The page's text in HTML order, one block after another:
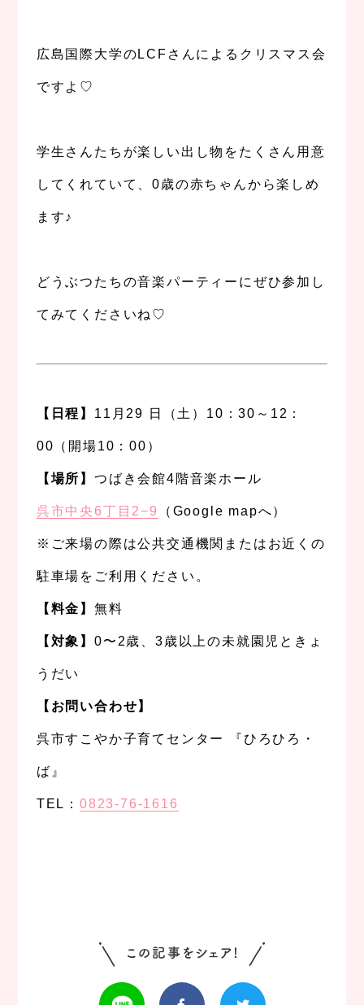
広島国際大学のLCFさんによるクリスマス会
ですよ♡
学生さんたちが楽しい出し物をたくさん用意
してくれていて、0歳の赤ちゃんから楽しめ
ます♪
どうぶつたちの音楽パーティーにぜひ参加し
てみてくださいね♡
【日程】 11月29 日（土）10：30～12：
00（開場10：00）
【場所】 つばき会館4階音楽ホール
呉市中央6丁目2−9 （Google mapへ）
※ご来場の際は公共交通機関またはお近くの
駐車場をご利用ください。
【料金】 無料
【対象】 0〜2歳、3歳以上の未就園児ときょ
うだい
【お問い合わせ】
呉市すこやか子育てセンター 『ひろひろ・
ば』
TEL： 0823-76-1616